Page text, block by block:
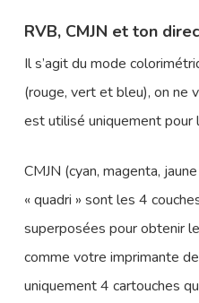
RVB, CMJN et ton
Il s’agit du mode
(rouge, vert et bleu), on ne
est utilisé uniquement pour
CMJN (cyan, magenta,
« quadri » sont les 4
superposées pour obtenir
comme votre imprimante
uniquement 4 cartouches